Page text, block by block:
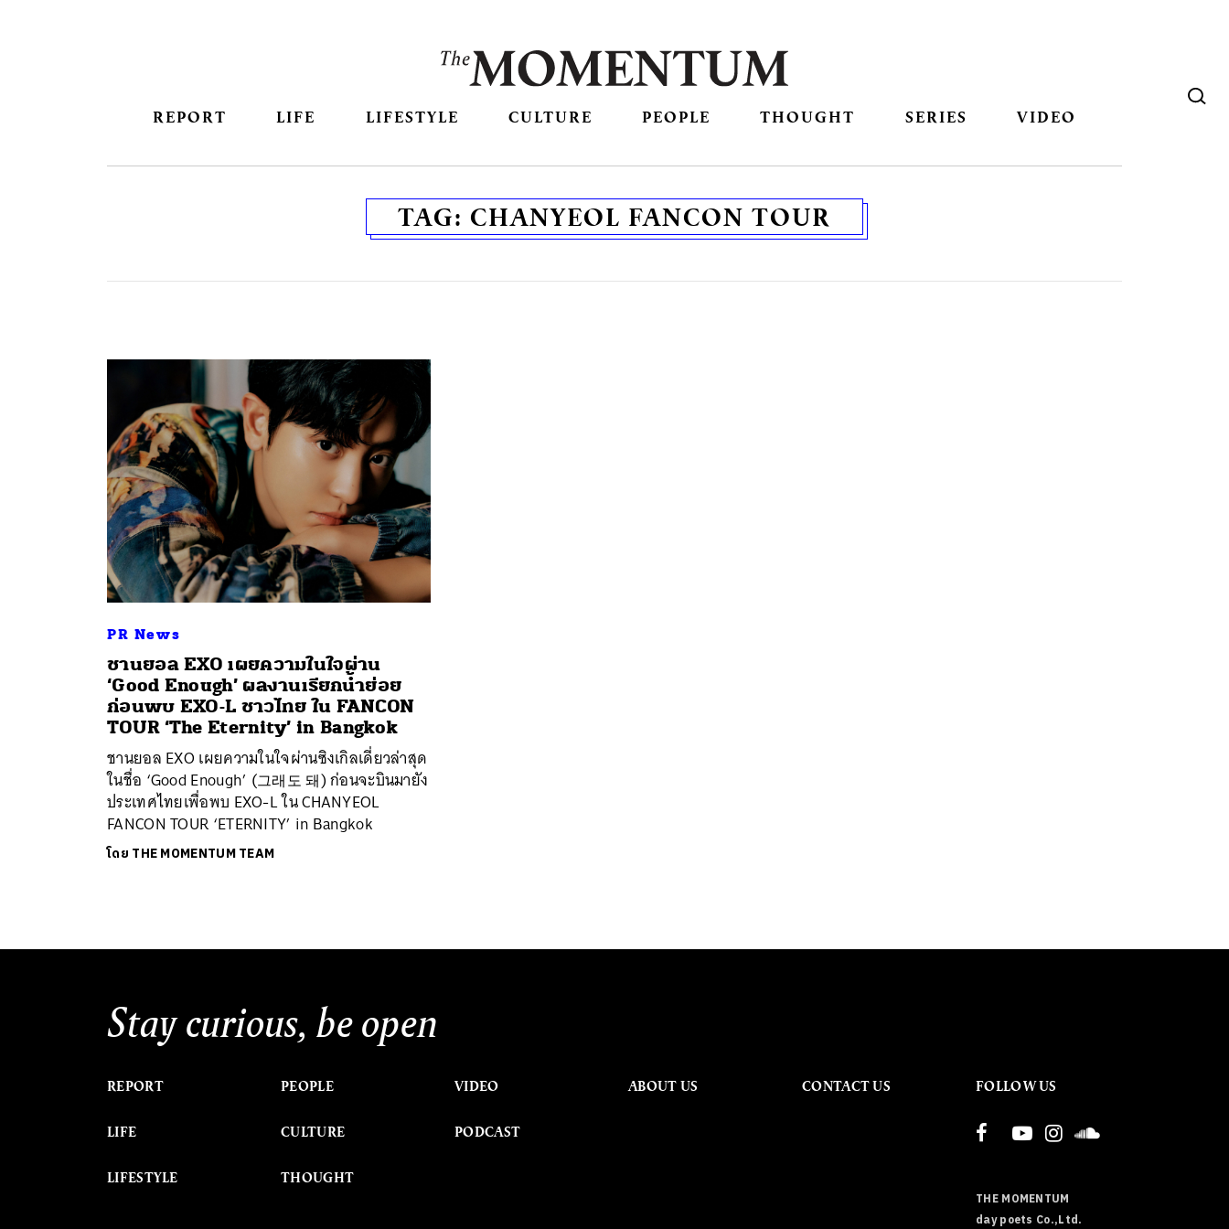
REPORT LIFE LIFESTYLE CULTURE PEOPLE THOUGHT SERIES VIDEO
TAG: CHANYEOL FANCON TOUR
PR News
ชานยอล EXO เผยความในใจผ่าน
‘Good Enough’ ผลงานเรียกน้ำย่อย
ก่อนพบ EXO-L ชาวไทย ใน FANCON
TOUR ‘The Eternity’ in Bangkok
ชานยอล EXO เผยความในใจผ่านซิงเกิลเดี่ยวล่าสุด
ในชื่อ ‘Good Enough’ (그래도 돼) ก่อนจะบินมายัง
ประเทศไทยเพื่อพบ EXO-L ใน CHANYEOL
FANCON TOUR ‘ETERNITY’ in Bangkok
โดย THE MOMENTUM TEAM
Stay curious, be open
REPORT
LIFE
LIFESTYLE
PEOPLE
CULTURE
THOUGHT
VIDEO
PODCAST
ABOUT US CONTACT US FOLLOW US
THE MOMENTUM
day poets Co.,Ltd.